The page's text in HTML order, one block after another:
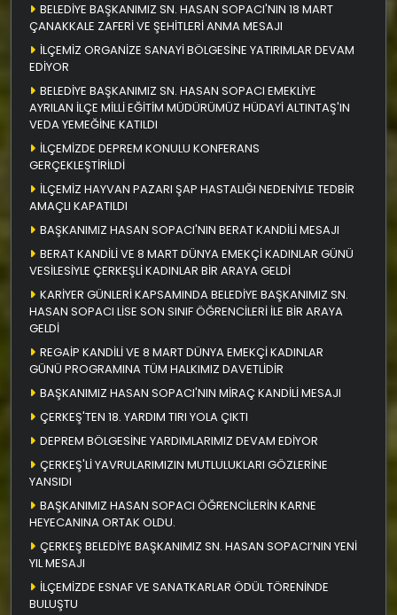
BELEDİYE BAŞKANIMIZ SN. HASAN SOPACI'NIN 18 MART
ÇANAKKALE ZAFERİ VE ŞEHİTLERİ ANMA MESAJI
İLÇEMİZ ORGANİZE SANAYİ BÖLGESİNE YATIRIMLAR DEVAM
EDİYOR
BELEDİYE BAŞKANIMIZ SN. HASAN SOPACI EMEKLİYE
AYRILAN İLÇE MİLLİ EĞİTİM MÜDÜRÜMÜZ HÜDAYİ ALTINTAŞ'IN
VEDA YEMEĞİNE KATILDI
İLÇEMİZDE DEPREM KONULU KONFERANS
GERÇEKLEŞTİRİLDİ
İLÇEMİZ HAYVAN PAZARI ŞAP HASTALIĞI NEDENİYLE TEDBİR
AMAÇLI KAPATILDI
BAŞKANIMIZ HASAN SOPACI'NIN BERAT KANDİLİ MESAJI
BERAT KANDİLİ VE 8 MART DÜNYA EMEKÇİ KADINLAR GÜNÜ
VESİLESİYLE ÇERKEŞLİ KADINLAR BİR ARAYA GELDİ
KARİYER GÜNLERİ KAPSAMINDA BELEDİYE BAŞKANIMIZ SN.
HASAN SOPACI LİSE SON SINIF ÖĞRENCİLERİ İLE BİR ARAYA
GELDİ
REGAİP KANDİLİ VE 8 MART DÜNYA EMEKÇİ KADINLAR
GÜNÜ PROGRAMINA TÜM HALKIMIZ DAVETLİDİR
BAŞKANIMIZ HASAN SOPACI'NIN MİRAÇ KANDİLİ MESAJI
ÇERKEŞ'TEN 18. YARDIM TIRI YOLA ÇIKTI
DEPREM BÖLGESİNE YARDIMLARIMIZ DEVAM EDİYOR
ÇERKEŞ'Lİ YAVRULARIMIZIN MUTLULUKLARI GÖZLERİNE
YANSIDI
BAŞKANIMIZ HASAN SOPACI ÖĞRENCİLERİN KARNE
HEYECANINA ORTAK OLDU.
ÇERKEŞ BELEDİYE BAŞKANIMIZ SN. HASAN SOPACI’NIN YENİ
YIL MESAJI
İLÇEMİZDE ESNAF VE SANATKARLAR ÖDÜL TÖRENİNDE
BULUŞTU